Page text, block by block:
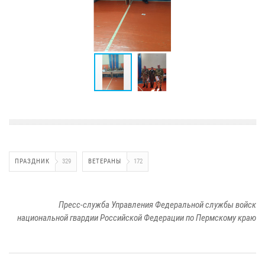
ПРАЗДНИК 329 ВЕТЕРАНЫ 172
Пресс-служба Управления Федеральной службы войск
национальной гвардии Российской Федерации по Пермскому краю